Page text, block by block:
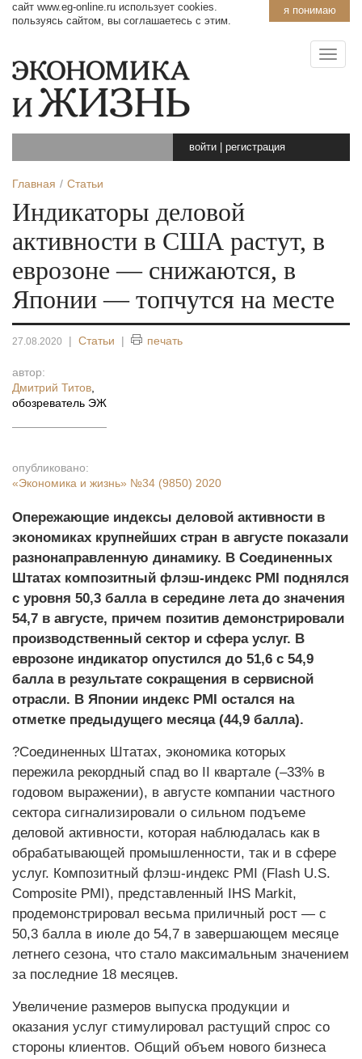
я понимаю
сайт www.eg-online.ru использует cookies.
пользуясь сайтом, вы соглашаетесь с этим.
войти регистрация
Главная Статьи
Индикаторы деловой
активности в США растут, в
еврозоне — снижаются, в
Японии — топчутся на месте
27.08.2020 | Статьи | печать
автор:
Дмитрий Титов
обозреватель ЭЖ
опубликовано:
«Экономика и жизнь» №34 (9850) 2020
Опережающие индексы деловой активности в
экономиках крупнейших стран в августе показали
разнонаправленную динамику. В Соединенных
Штатах композитный флэш-индекс PMI поднялся
с уровня 50,3 балла в середине лета до значения
54,7 в августе, причем позитив демонстрировали
производственный сектор и сфера услуг. В
еврозоне индикатор опустился до 51,6 с 54,9
балла в результате сокращения в сервисной
отрасли. В Японии индекс PMI остался на
отметке предыдущего месяца (44,9 балла).
?Соединенных Штатах, экономика которых
пережила рекордный спад во II квартале (–33% в
годовом выражении), в августе компании частного
сектора сигнализировали о сильном подъеме
деловой активности, которая наблюдалась как в
обрабатывающей промышленности, так и в сфере
услуг. Композитный флэш-индекс PMI (Flash U.S.
Composite PMI), представленный IHS Markit,
продемонстрировал весьма приличный рост — с
50,3 балла в июле до 54,7 в завершающем месяце
летнего сезона, что стало максимальным значением
за последние 18 месяцев.
Увеличение размеров выпуска продукции и
оказания услуг стимулировал растущий спрос со
стороны клиентов. Общий объем нового бизнеса